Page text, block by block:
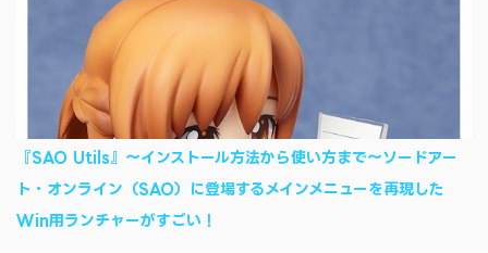
ストールすれば、Wi-Fiや USB接続 を通じて同期できるようにな
る。私も 2012年頃にAndroidウォークマン を使い始めた頃から便
利に活用させてもらっていたのだが、2023年現在はiSyncrを使っ
て同期ができないという声を多数見かけるようになった。 具体
的には、PC側のiSyncrアプリで設定したパスワードをAndroidアプ
リに入力しようとすると、入力したパスワードが保存されず、い
つまでたっても再度入力を促されるというもの。 この不具合を
回避するには、次の手順が有効だ。 Androidデバイスの言語を英語
に設定する （念のため）再起動する iSyncrでパスワードを入力す
『SAO Utils』～インストール方法から使い方まで～ソードアー
ト・オンライン（SAO）に登場するメインメニューを再現した
Win用ランチャーがすごい！